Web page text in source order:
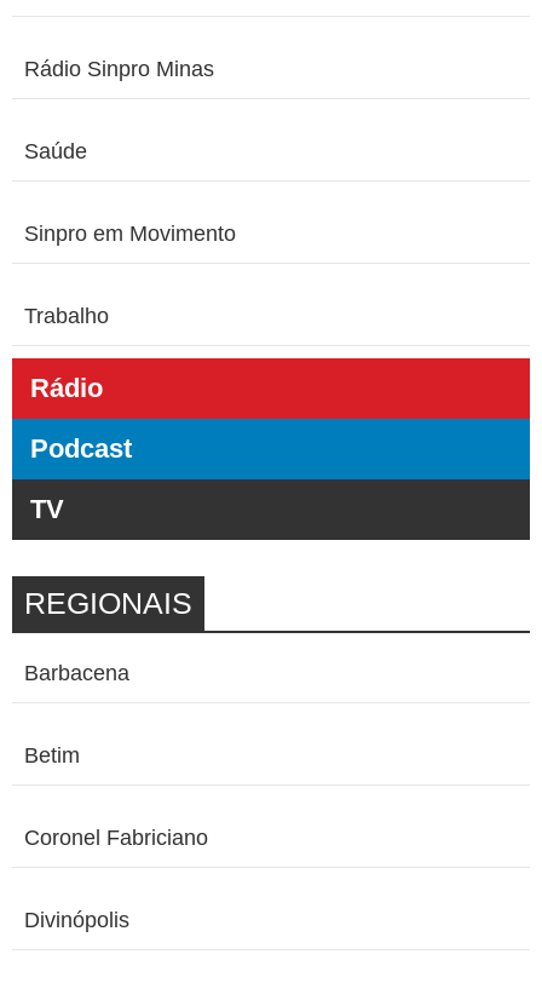
Rádio Sinpro Minas
Saúde
Sinpro em Movimento
Trabalho
Rádio
Podcast
TV
REGIONAIS
Barbacena
Betim
Coronel Fabriciano
Divinópolis